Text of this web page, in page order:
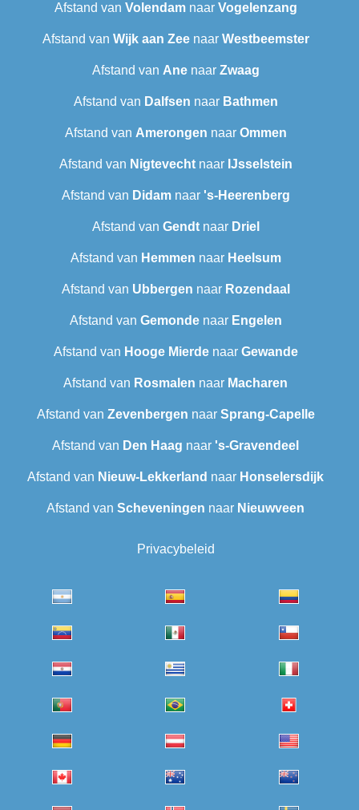
Afstand van Volendamnaar Vogelenzang
Afstand van Wijk aan Zeenaar Westbeemster
Afstand van Anenaar Zwaag
Afstand van Dalfsen naar Bathmen
Afstand van Amerongen naar Ommen
Afstand van Nigtevechtnaar IJsselstein
Afstand van Didamnaar 's-Heerenberg
Afstand van Gendtnaar Driel
Afstand van Hemmen naar Heelsum
Afstand van Ubbergen naar Rozendaal
Afstand van Gemondenaar Engelen
Afstand van Hooge Mierdenaar Gewande
Afstand van Rosmalen naar Macharen
Afstand van Zevenbergen naar Sprang-Capelle
Afstand van Den Haag naar 's-Gravendeel
Afstand van Nieuw-Lekkerland naar Honselersdijk
Afstand van Scheveningen‎ naar Nieuwveen
Privacybeleid